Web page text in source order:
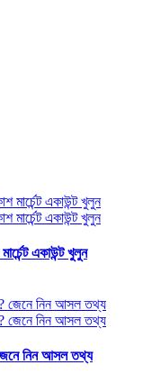
একাউন্ট খুলুন
নিন আসল তথ্য